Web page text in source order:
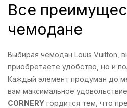
Все
чемодане
Выбирая чемодан Louis Vuitton,
приобретаете удобство, но и
Каждый элемент продуман до
вам максимальное
CORNERY гордится тем, что